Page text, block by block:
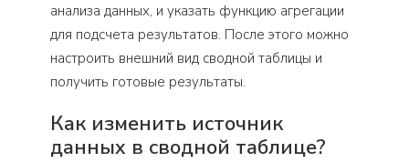
анализа данных, и указать функцию агрегации
для подсчета результатов. После этого можно
настроить внешний вид сводной таблицы и
получить готовые результаты.
Как изменить источник
данных в сводной таблице?